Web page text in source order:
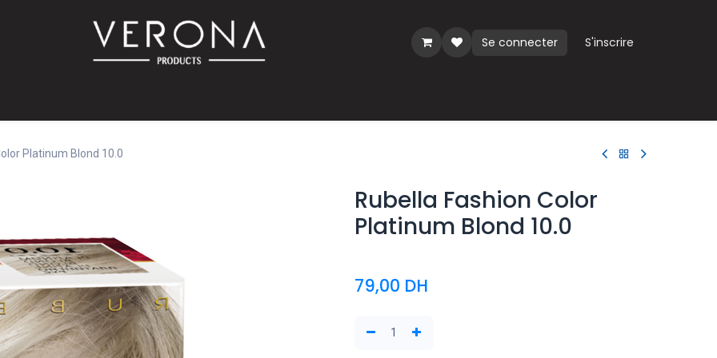
Se connecter
S'inscrire
Platinum Blond 10.0
Rubella Fashion Color
Platinum Blond 10.0
79,00 DH